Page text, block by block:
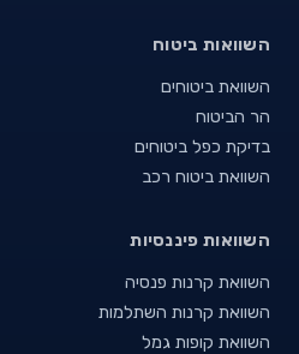
השוואות ביטוח
השוואת ביטוחים
הר הביטוח
בדיקת כפל ביטוחים
השוואת ביטוח רכב
השוואות פיננסיות
השוואת קרנות פנסיה
השוואת קרנות השתלמות
השוואת קופות גמל